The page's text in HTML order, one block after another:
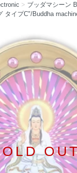
> ブッダマシーン
タイプC"/Buddha